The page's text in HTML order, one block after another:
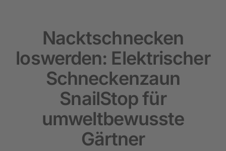
Nacktschnecken
loswerden: Elektrischer
Schneckenzaun
SnailStop für
umweltbewusste
Gärtner